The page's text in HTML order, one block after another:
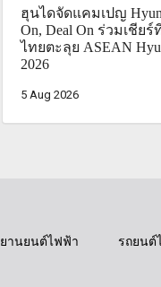
ฮุนไดจัดแคมเปญ
On, Deal On ร่วมเชีย
ไทยตะลุย ASEAN
2026
5 Aug 2026
ยานยนต์ไฟฟ้า รถยนต์